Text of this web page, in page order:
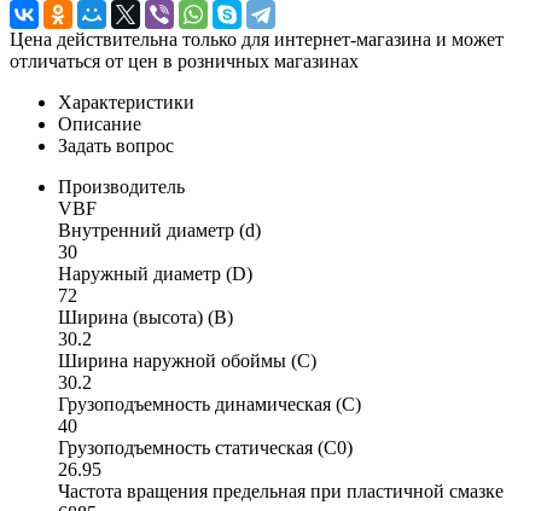
Цена действительна только для интернет-магазина и может
отличаться от цен в розничных магазинах
Характеристики
Описание
Задать вопрос
Производитель
VBF
Внутренний диаметр (d)
30
Наружный диаметр (D)
72
Ширина (высота) (B)
30.2
Ширина наружной обоймы (C)
30.2
Грузоподъемность динамическая (C)
40
Грузоподъемность статическая (C0)
26.95
Частота вращения предельная при пластичной смазке